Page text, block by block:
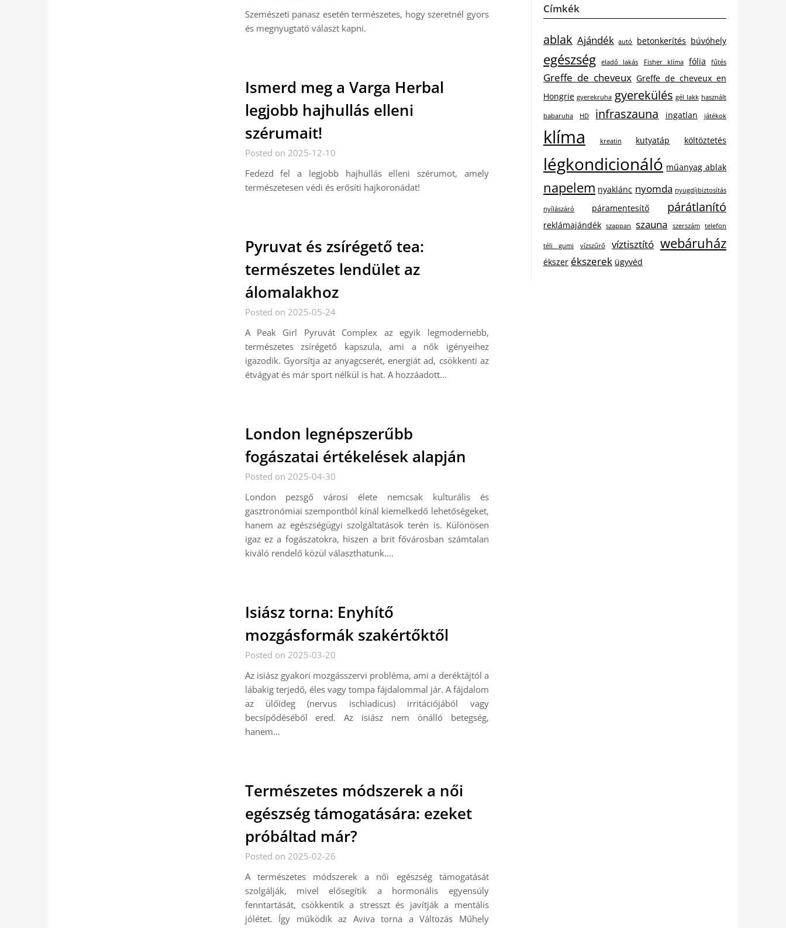
Szemészeti panasz esetén természetes, hogy szeretnél gyors
és megnyugtató választ kapni.
Ismerd meg a Varga Herbal
legjobb hajhullás elleni
szérumait!
Posted on 2025-12-10
Fedezd fel a legjobb hajhullás elleni szérumot, amely
természetesen védi és erősíti hajkoronádat!
Pyruvat és zsírégető tea:
természetes lendület az
álomalakhoz
Posted on 2025-05-24
A Peak Girl Pyruvát Complex az egyik legmodernebb,
természetes zsírégető kapszula, ami a nők igényeihez
igazodik. Gyorsítja az anyagcserét, energiát ad, csökkenti az
étvágyat és már sport nélkül is hat. A hozzáadott…
London legnépszerűbb
fogászatai értékelések alapján
Posted on 2025-04-30
London pezsgő városi élete nemcsak kulturális és
gasztronómiai szempontból kínál kiemelkedő lehetőségeket,
hanem az egészségügyi szolgáltatások terén is. Különösen
igaz ez a fogászatokra, hiszen a brit fővárosban számtalan
kiváló rendelő közül választhatunk….
Isiász torna: Enyhítő
mozgásformák szakértőktől
Posted on 2025-03-20
Az isiász gyakori mozgásszervi probléma, ami a deréktájtól a
lábakig terjedő, éles vagy tompa fájdalommal jár. A fájdalom
az ülőideg (nervus ischiadicus) irritációjából vagy
becsípődéséből ered. Az isiász nem önálló betegség,
hanem…
Természetes módszerek a női
egészség támogatására: ezeket
próbáltad már?
Posted on 2025-02-26
A természetes módszerek a női egészség támogatását
szolgálják, mivel elősegítik a hormonális egyensúly
fenntartását, csökkentik a stresszt és javítják a mentális
jólétet. Így működik az Aviva torna a Változás Műhely
Címkék
ablak Ajándék autó betonkerítés búvóhely
egészség eladó lakás Fisher klíma fólia fűtés
Greffe de cheveux Greffe de cheveux en
Hongrie gyerekruha gyerekülés gél lakk használt
babaruha HD infraszauna ingatlan játékok
klíma kreatin kutyatáp költöztetés
légkondicionáló műanyag ablak
napelem nyaklánc nyomda nyugdíjbiztosítás
nyílászáró páramentesítő párátlanító
reklámajándék szappan szauna szerszám telefon
téli gumi vízszűrő víztisztító webáruház
ékszer ékszerek ügyvéd